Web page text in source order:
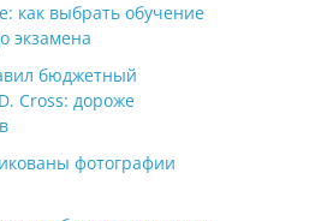
как выбрать обучение
экзамена
бюджетный
Cross: дороже
фотографии